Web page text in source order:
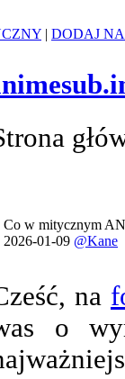
| DODAJ
Co w mitycznym
2026-01-09 @Kane
na
o